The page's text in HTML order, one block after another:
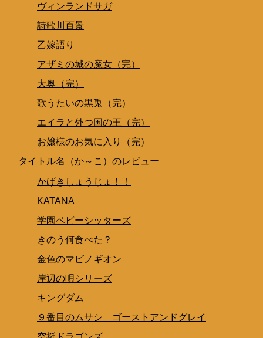
ヴィンランドサガ
詩歌川百景
乙嫁語り
アザミの城の魔女（完）
大奥（完）
歌うたいの黒兎（完）
エイラと外つ国の王（完）
お嬢様のお気に入り（完）
タイトル名（か～こ）のレビュー
かげきしょうじょ！！
KATANA
学園ベビーシッターズ
きのう何食べた？
金色のマビノギオン
岸辺の唄シリーズ
キングダム
９番目のムサシ ゴーストアンドグレイ